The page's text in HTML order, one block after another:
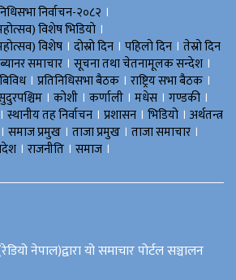
निर्वाचन-२०८२ ।
विशेष भिडियाे ।
विशेष । दोस्रो दिन । पहिलो दिन । तेस्रो दिन
ब्यानर समाचार । सूचना तथा चेतनामूलक सन्देश ।
बिविध। प्रतिनिधिसभा बैठक । राष्ट्रिय सभा बैठक ।
। काेशी । कर्णाली । मधेस । गण्डकी ।
। स्थानीय तह निर्वाचन । प्रशासन । भिडियो । अर्थतन्त्र
। समाज प्रमुख । ताजा प्रमुख । ताजा समाचार ।
। राजनीति । समाज ।
नेपाल)द्वारा यो समाचार पोर्टल सञ्चालन